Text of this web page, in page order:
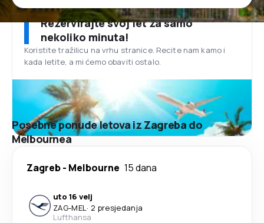
Rezervirajte svoj let za samo
nekoliko minuta!
Koristite tražilicu na vrhu stranice. Recite nam kamo i
kada letite, a mi ćemo obaviti ostalo.
Posebne ponude letova iz Zagreba do
Melbournea
Zagreb- Melbourne 15 dana
uto 16 velj
ZAG-MEL· 2 presjedanja
Lufthansa